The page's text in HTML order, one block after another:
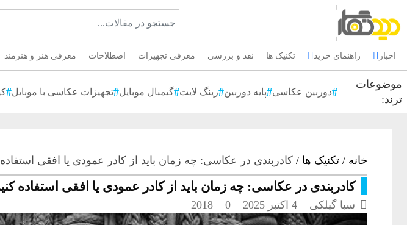
اخبار راهنمای خرید تکنیک ها نقد و بررسی معرفی تجهیزات اصطلاحات معرفی هنر و هنرمند
موضوعات
ترند:
دوربین عکاسی پایه دوربین رینگ لایت گیمبال موبایل تجهیزات عکاسی با موبایل
خانه / تکنیک ها / کادربندی در عکاسی: چه زمان باید از کادر عمودی یا افقی
کادربندی در عکاسی: چه زمان باید از کادر عمودی یا افقی استفاده
 سبا گیلکی 4 اکتبر 2025 0
2018